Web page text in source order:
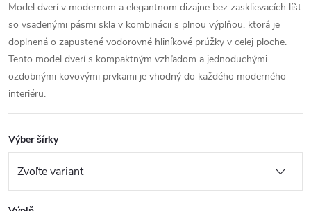
Model dverí v modernom a elegantnom dizajne bez zasklievacích líšt
so vsadenými pásmi skla v kombinácii s plnou výplňou, ktorá je
doplnená o zapustené vodorovné hliníkové prúžky v celej ploche.
Tento model dverí s kompaktným vzhľadom a jednoduchými
ozdobnými kovovými prvkami je vhodný do každého moderného
interiéru.
Výber šírky